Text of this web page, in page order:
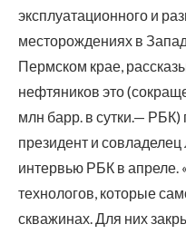
эксплуатационного и
месторождениях в
Пермском крае,
нефтяников это
млн барр. в сутки.—
президент и
интервью РБК в
технологов, которые
скважинах. Для них